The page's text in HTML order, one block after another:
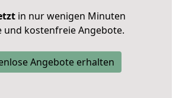
in nur wenigen Minuten
und kostenfreie Angebote.
Angebote erhalten